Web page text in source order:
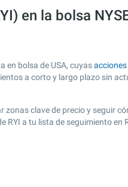
en la bolsa
en bolsa de USA, cuyas
a corto y largo plazo sin
clave de precio y seguir
RYI a tu lista de seguimiento